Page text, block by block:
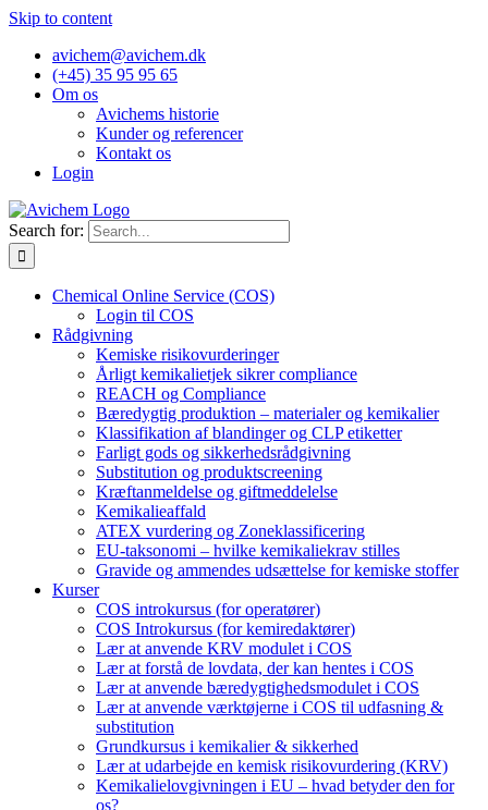
Skip to content
avichem@avichem.dk
(+45) 35 95 95 65
Om os
Avichems historie
Kunder og referencer
Kontakt os
Login
Search for:
Chemical Online Service (COS)
Login til COS
Rådgivning
Kemiske risikovurderinger
Årligt kemikalietjek sikrer compliance
REACH og Compliance
Bæredygtig produktion – materialer og kemikalier
Klassifikation af blandinger og CLP etiketter
Farligt gods og sikkerhedsrådgivning
Substitution og produktscreening
Kræftanmeldelse og giftmeddelelse
Kemikalieaffald
ATEX vurdering og Zoneklassificering
EU-taksonomi – hvilke kemikaliekrav stilles
Gravide og ammendes udsættelse for kemiske stoffer
Kurser
COS introkursus (for operatører)
COS Introkursus (for kemiredaktører)
Lær at anvende KRV modulet i COS
Lær at forstå de lovdata, der kan hentes i COS
Lær at anvende bæredygtighedsmodulet i COS
Lær at anvende værktøjerne i COS til udfasning &
substitution
Grundkursus i kemikalier & sikkerhed
Lær at udarbejde en kemisk risikovurdering (KRV)
Kemikalielovgivningen i EU – hvad betyder den for
os?